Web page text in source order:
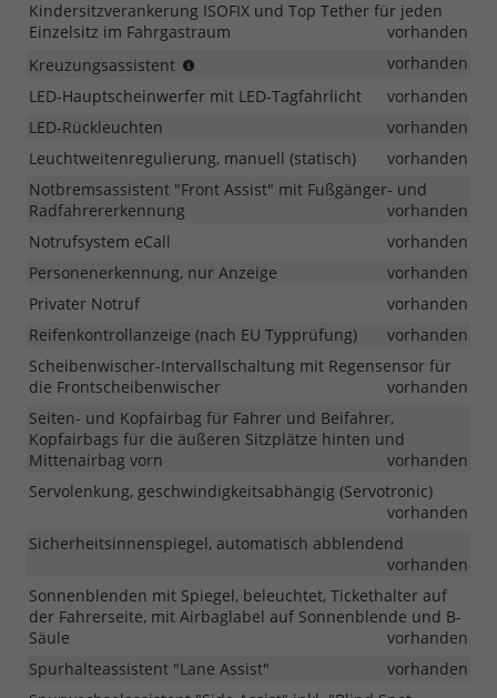
Kindersitzverankerung ISOFIX und Top Tether für jeden
Einzelsitz im Fahrgastraum
vorhanden
Kreuzungsassistent
2026
vorhanden
LED-Hauptscheinwerfer mit LED-Tagfahrlicht
vorhanden
LED-Rückleuchten
vorhanden
Leuchtweitenregulierung, manuell (statisch)
vorhanden
Notbremsassistent "Front Assist" mit Fußgänger- und
Radfahrererkennung
vorhanden
Notrufsystem eCall
vorhanden
Personenerkennung, nur Anzeige
vorhanden
Privater Notruf
vorhanden
Reifenkontrollanzeige (nach EU Typprüfung)
vorhanden
Scheibenwischer-Intervallschaltung mit Regensensor für
die Frontscheibenwischer
vorhanden
Seiten- und Kopfairbag für Fahrer und Beifahrer,
Kopfairbags für die äußeren Sitzplätze hinten und
Mittenairbag vorn
vorhanden
Servolenkung, geschwindigkeitsabhängig (Servotronic)
vorhanden
Sicherheitsinnenspiegel, automatisch abblendend
vorhanden
Sonnenblenden mit Spiegel, beleuchtet, Tickethalter auf
der Fahrerseite, mit Airbaglabel auf Sonnenblende und B-
Säule
vorhanden
Spurhalteassistent "Lane Assist"
vorhanden